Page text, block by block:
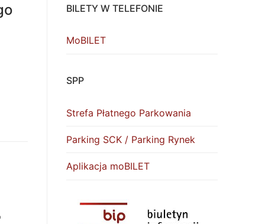
BILETY W TELEFONIE
MoBILET
SPP
Strefa Płatnego Parkowania
Parking SCK / Parking Rynek
Aplikacja moBILET